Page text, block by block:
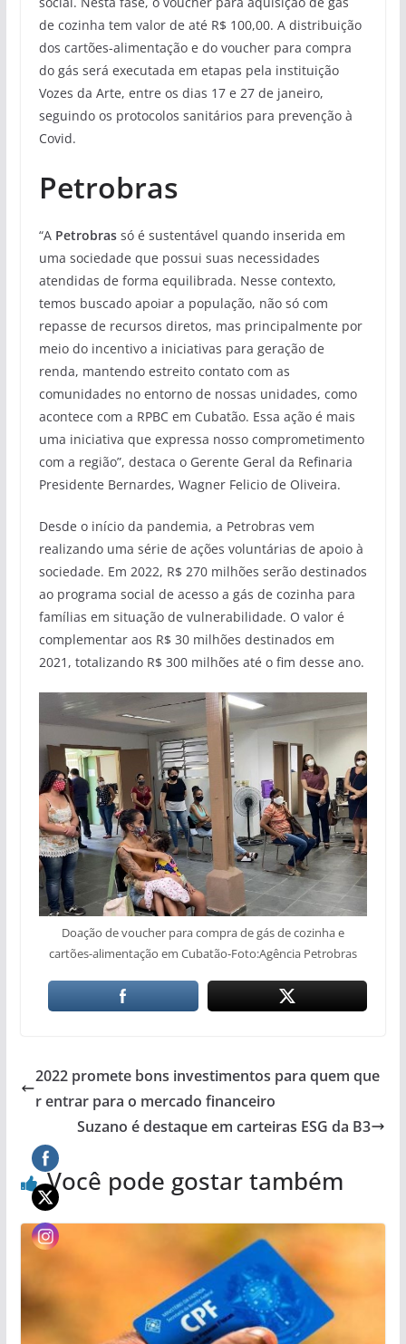
de cozinha tem valor de até R$ 100,00. A distribuição
dos cartões-alimentação e do voucher para compra
do gás será executada em etapas pela instituição
Vozes da Arte, entre os dias 17 e 27 de janeiro,
seguindo os protocolos sanitários para prevenção à
Covid.
Petrobras
“A Petrobras só é sustentável quando inserida em
uma sociedade que possui suas necessidades
atendidas de forma equilibrada. Nesse contexto,
temos buscado apoiar a população, não só com
repasse de recursos diretos, mas principalmente por
meio do incentivo a iniciativas para geração de
renda, mantendo estreito contato com as
comunidades no entorno de nossas unidades, como
acontece com a RPBC em Cubatão. Essa ação é mais
uma iniciativa que expressa nosso comprometimento
com a região”, destaca o Gerente Geral da Refinaria
Presidente Bernardes, Wagner Felicio de Oliveira.
Desde o início da pandemia, a Petrobras vem
realizando uma série de ações voluntárias de apoio à
sociedade. Em 2022, R$ 270 milhões serão destinados
ao programa social de acesso a gás de cozinha para
famílias em situação de vulnerabilidade. O valor é
complementar aos R$ 30 milhões destinados em
2021, totalizando R$ 300 milhões até o fim desse ano.
Doação de voucher para compra de gás de cozinha e
cartões-alimentação em Cubatão-Foto:Agência Petrobras
2022 promete bons investimentos para quem que
r entrar para o mercado financeiro
Suzano é destaque em carteiras ESG da B3
Você pode gostar também